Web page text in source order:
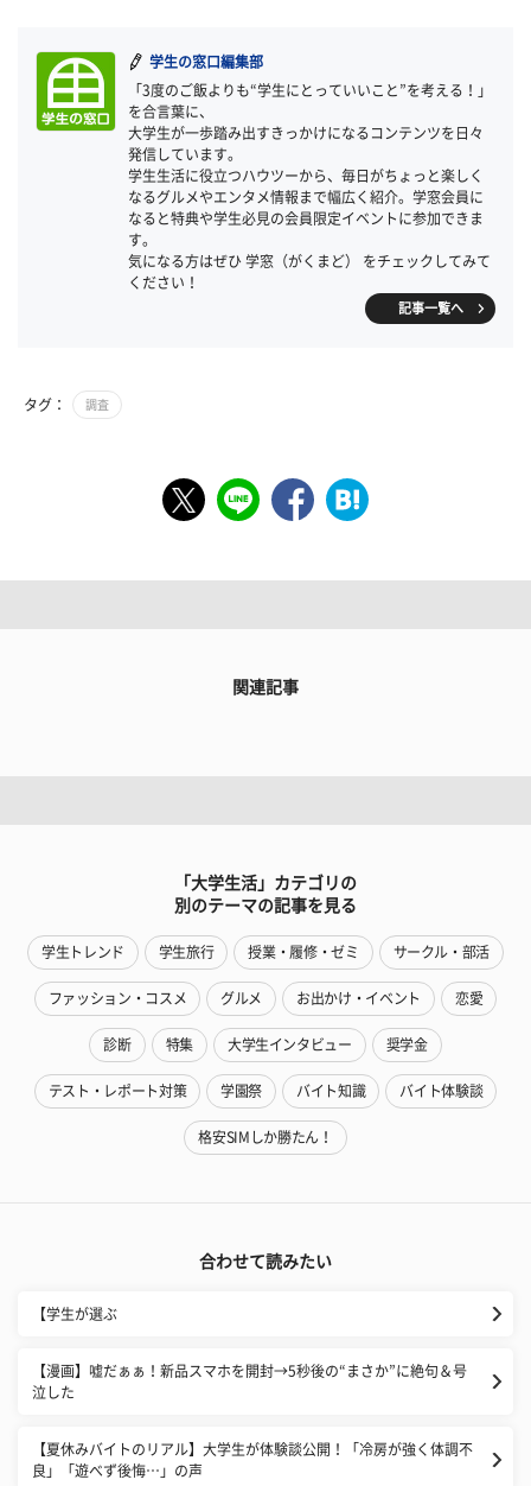
学生の窓口編集部
「3度のご飯よりも“学生にとっていいこと”を考える！」
を合言葉に、
大学生が一歩踏み出すきっかけになるコンテンツを日々
発信しています。
学生生活に役立つハウツーから、毎日がちょっと楽しく
なるグルメやエンタメ情報まで幅広く紹介。学窓会員に
なると特典や学生必見の会員限定イベントに参加できま
す。
気になる方はぜひ 学窓（がくまど） をチェックしてみて
ください！
記事一覧へ
タグ： 調査
関連記事
「大学生活」カテゴリの
別のテーマの記事を見る
学生トレンド 学生旅行 授業・履修・ゼミ サークル・部活
ファッション・コスメ グルメ お出かけ・イベント 恋愛
診断 特集 大学生インタビュー 奨学金
テスト・レポート対策 学園祭 バイト知識 バイト体験談
格安SIMしか勝たん！
合わせて読みたい
【学生が選ぶ
【漫画】嘘だぁぁ！新品スマホを開封→5秒後の“まさか”に絶句＆号
泣した
【夏休みバイトのリアル】大学生が体験談公開！「冷房が強く体調不
良」「遊べず後悔…」の声